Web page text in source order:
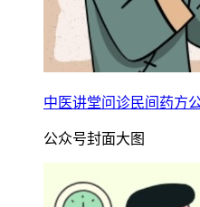
中医讲堂问诊民间药方
公众号封面大图